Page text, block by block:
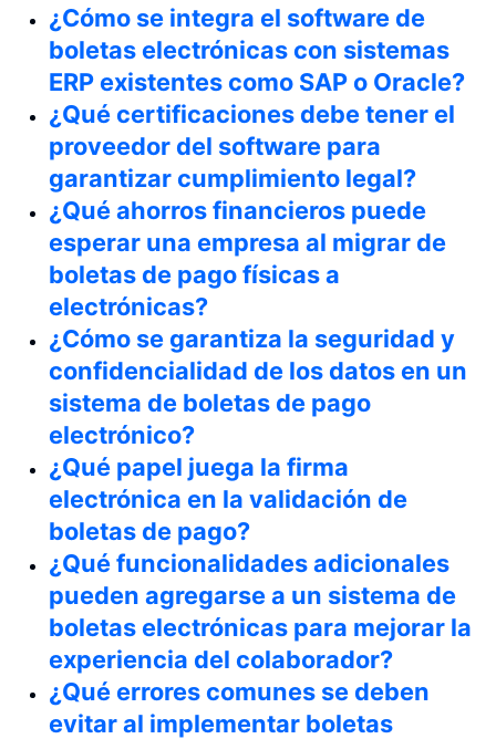
¿Cómo se integra el software de
boletas electrónicas con sistemas
ERP existentes como SAP o Oracle?
¿Qué certificaciones debe tener el
proveedor del software para
garantizar cumplimiento legal?
¿Qué ahorros financieros puede
esperar una empresa al migrar de
boletas de pago físicas a
electrónicas?
¿Cómo se garantiza la seguridad y
confidencialidad de los datos en un
sistema de boletas de pago
electrónico?
¿Qué papel juega la firma
electrónica en la validación de
boletas de pago?
¿Qué funcionalidades adicionales
pueden agregarse a un sistema de
boletas electrónicas para mejorar la
experiencia del colaborador?
¿Qué errores comunes se deben
evitar al implementar boletas